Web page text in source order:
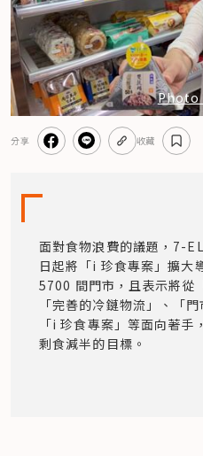
Photo
分享 收藏
面對食物浪費的議題，7-
日起將「i 珍食專案」擴大
5700 間門市，且表示將從
「完善的冷鏈物流」、「
「i 珍食專案」等面向著
剩食減半的目標。